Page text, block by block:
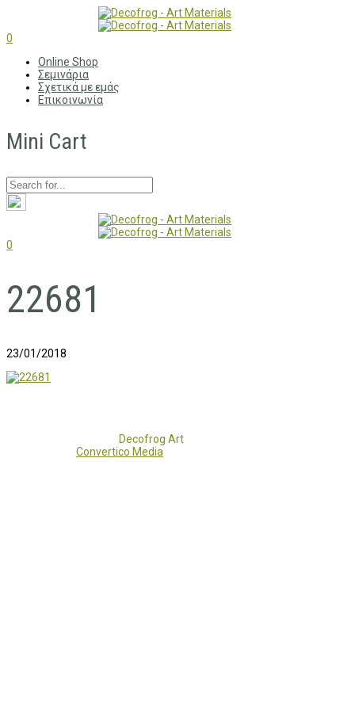
0
Online Shop
Σεμινάρια
Σχετικά με εμάς
Επικοινωνία
Mini Cart
0
22681
23/01/2018
Decofrog Art
Convertico Media